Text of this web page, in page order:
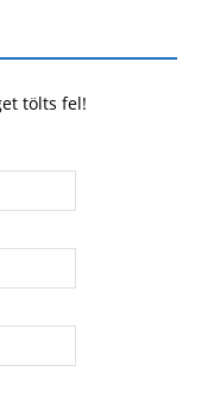
tölts fel!